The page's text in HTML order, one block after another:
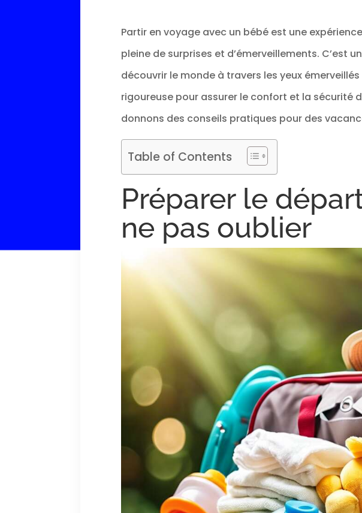
Partir en voyage avec un bébé est une
pleine de surprises et d’émerveillements. C’est
découvrir le monde à travers les yeux
rigoureuse pour assurer le confort et la sécurité
donnons des conseils pratiques pour des
Table of Contents
Préparer le
ne pas oublier